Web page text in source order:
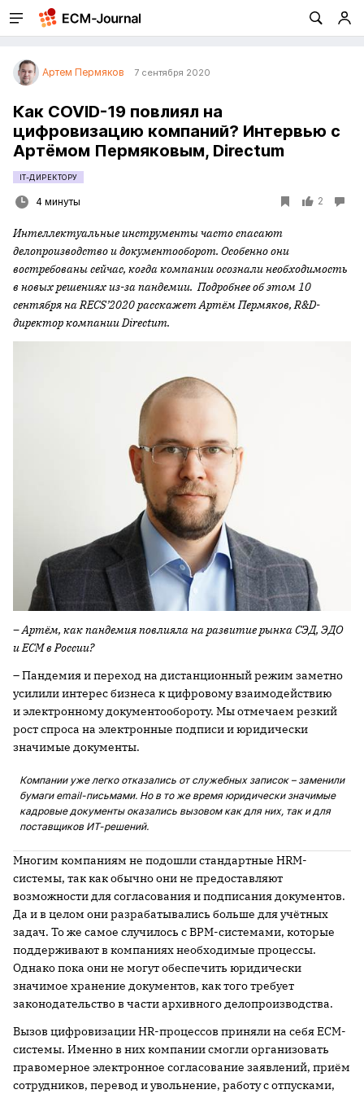
Артем Пермяков 7 сентября 2020
Как COVID-19 повлиял на
цифровизацию компаний? Интервью с
Артёмом Пермяковым, Directum
IT-ДИРЕКТОРУ
4 минуты 2
Интеллектуальные инструменты часто спасают
делопроизводство и документооборот. Особенно они
востребованы сейчас, когда компании осознали необходимость
в новых решениях из-за пандемии. Подробнее об этом 10
сентября на RECS’2020 расскажет Артём Пермяков, R&D-
директор компании Directum.
– Артём, как пандемия повлияла на развитие рынка СЭД, ЭДО
и ЕСМ в России?
– Пандемия и переход на дистанционный режим заметно
усилили интерес бизнеса к цифровому взаимодействию
и электронному документообороту. Мы отмечаем резкий
рост спроса на электронные подписи и юридически
значимые документы.
Компании уже легко отказались от служебных записок – заменили
бумаги email-письмами. Но в то же время юридически значимые
кадровые документы оказались вызовом как для них, так и для
поставщиков ИТ-решений.
Многим компаниям не подошли стандартные HRM-
системы, так как обычно они не предоставляют
возможности для согласования и подписания документов.
Да и в целом они разрабатывались больше для учётных
задач. То же самое случилось с BPM-системами, которые
поддерживают в компаниях необходимые процессы.
Однако пока они не могут обеспечить юридически
значимое хранение документов, как того требует
законодательство в части архивного делопроизводства.
Вызов цифровизации HR-процессов приняли на себя ECM-
системы. Именно в них компании смогли организовать
правомерное электронное согласование заявлений, приём
сотрудников, перевод и увольнение, работу с отпусками,